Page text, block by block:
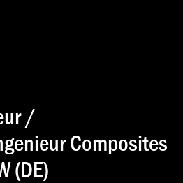
/
Composites
(DE)